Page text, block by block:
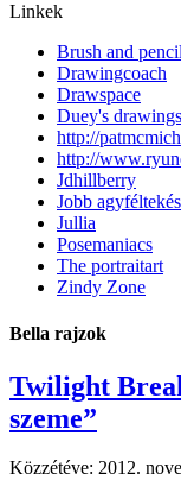
Linkek
Brush and pencil
Drawingcoach
Drawspace
Duey's drawings
http://
http://
Jdhillberry
Jobb
Jullia
Posemaniacs
The portraitart
Zindy Zone
Bella rajzok
Twilight
szeme”
Közzétéve: 2012.